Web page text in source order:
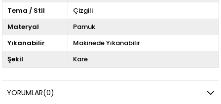
Tema / Stil
Çizgili
Materyal
Pamuk
Yıkanabilir
Makinede Yıkanabilir
Şekil
Kare
YORUMLAR(0)